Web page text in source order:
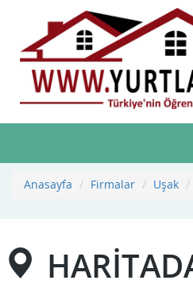
Anasayfa
Firmalar Uşak